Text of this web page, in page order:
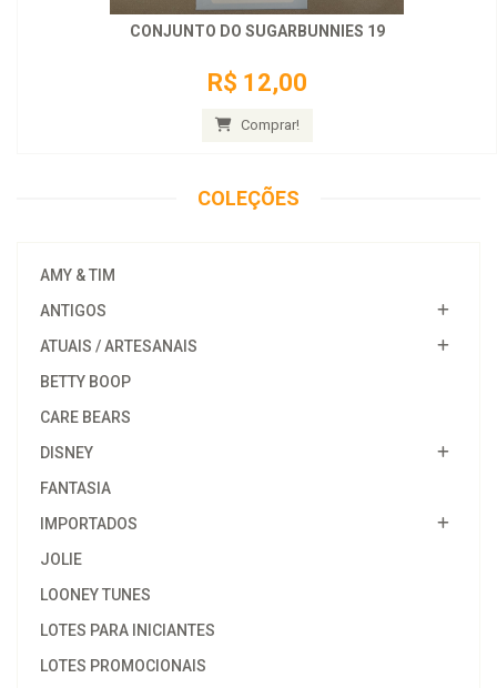
CONJUNTO DO SUGARBUNNIES 19
R$ 12,00
Comprar!
COLEÇÕES
AMY & TIM
ANTIGOS
ATUAIS / ARTESANAIS
BETTY BOOP
CARE BEARS
DISNEY
FANTASIA
IMPORTADOS
JOLIE
LOONEY TUNES
LOTES PARA INICIANTES
LOTES PROMOCIONAIS